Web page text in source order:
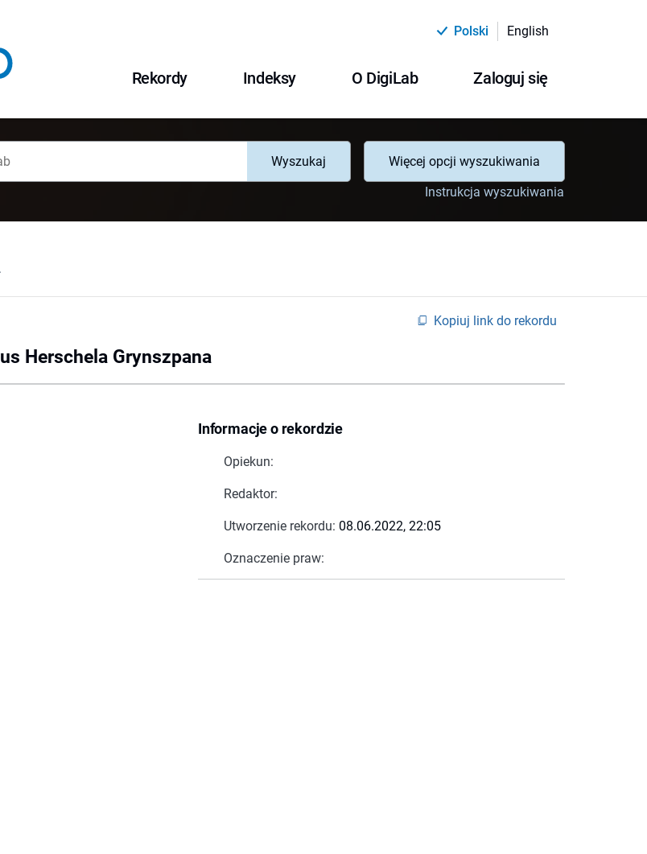
Polski English
Rekordy Indeksy O DigiLab Zaloguj się
Wyszukaj
Więcej opcji wyszukiwania
Instrukcja wyszukiwania
Kopiuj link do rekordu
Herschela Grynszpana
Informacje o rekordzie
Opiekun:
Redaktor:
Utworzenie rekordu: 08.06.2022, 22:05
Oznaczenie praw: